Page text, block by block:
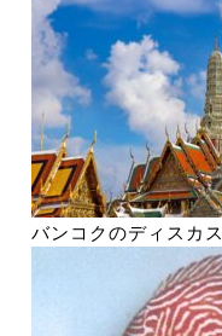
バンコクのディスカス